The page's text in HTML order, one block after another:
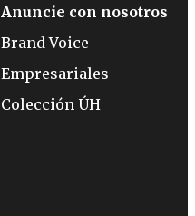
Anuncie con nosotros
Brand Voice
Empresariales
Colección ÚH